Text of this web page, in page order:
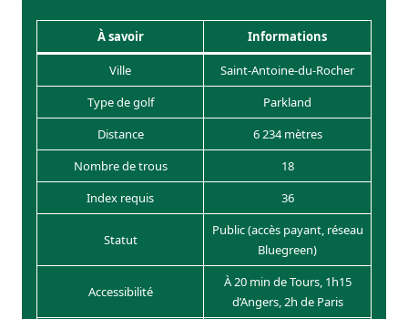
À savoir Informations
Ville
Saint-Antoine-du-Rocher
Type de golf
Parkland
Distance
6 234 mètres
Nombre de trous
18
Index requis
36
Statut
Public (accès payant, réseau
Bluegreen)
Accessibilité
À 20 min de Tours, 1h15
d’Angers, 2h de Paris